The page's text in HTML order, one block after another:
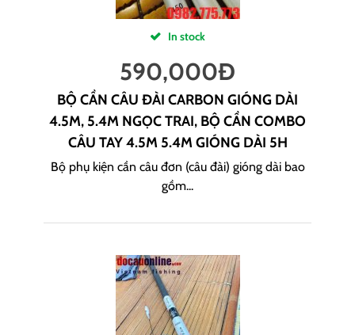
In stock
590,000Đ
BỘ CẦN CÂU ĐÀI CARBON GIÓNG DÀI
4.5M, 5.4M NGỌC TRAI, BỘ CẦN COMBO
CÂU TAY 4.5M 5.4M GIÓNG DÀI 5H
Bộ phụ kiện cần câu đơn (câu đài) gióng dài bao
gồm...